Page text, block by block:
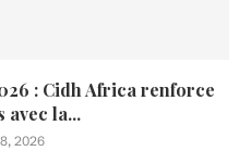
: Cidh Africa renforce
avec la...
2026